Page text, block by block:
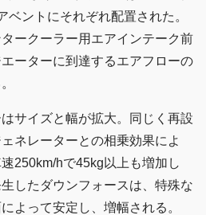
ベントにそれぞれ配置された。
ークーラー用エアインテーク前
ーターに到達するエアフローの
サイズと幅が拡大。同じく再設
ネレーターとの相乗効果によ
250km/hで45kg以上も増加し
したダウンフォースは、特殊な
よって安定し、増幅される。